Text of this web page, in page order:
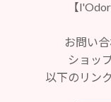
【
お問い
ショッ
以下のリン